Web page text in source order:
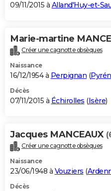
09/11/2015 à Alland'Huy-et-
Marie-martine
Créer une cagnotte obsèques
Naissance
16/12/1954 à Perpignan (
Décès
07/11/2015 à Échirolles (Isère)
Jacques MANCEAUX
Créer une cagnotte obsèques
Naissance
23/06/1948 à Vouziers (
Décès